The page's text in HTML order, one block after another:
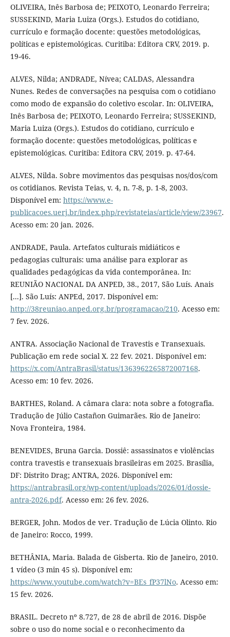
OLIVEIRA, Inês Barbosa de; PEIXOTO, Leonardo Ferreira;
SUSSEKIND, Maria Luiza (Orgs.). Estudos do cotidiano,
currículo e formação docente: questões metodológicas,
políticas e epistemológicas. Curitiba: Editora CRV, 2019. p.
19-46.
ALVES, Nilda; ANDRADE, Nívea; CALDAS, Alessandra
Nunes. Redes de conversações na pesquisa com o cotidiano
como modo de expansão do coletivo escolar. In: OLIVEIRA,
Inês Barbosa de; PEIXOTO, Leonardo Ferreira; SUSSEKIND,
Maria Luiza (Orgs.). Estudos do cotidiano, currículo e
formação docente: questões metodológicas, políticas e
epistemológicas. Curitiba: Editora CRV, 2019. p. 47-64.
ALVES, Nilda. Sobre movimentos das pesquisas nos/dos/com
os cotidianos. Revista Teias, v. 4, n. 7-8, p. 1-8, 2003.
Disponível em: https://www.e-
publicacoes.uerj.br/index.php/revistateias/article/view/23967.
Acesso em: 20 jan. 2026.
ANDRADE, Paula. Artefatos culturais midiáticos e
pedagogias culturais: uma análise para explorar as
qualidades pedagógicas da vida contemporânea. In:
REUNIÃO NACIONAL DA ANPED, 38., 2017, São Luís. Anais
[...]. São Luís: ANPEd, 2017. Disponível em:
http://38reuniao.anped.org.br/programacao/210. Acesso em:
7 fev. 2026.
ANTRA. Associação Nacional de Travestis e Transexuais.
Publicação em rede social X. 22 fev. 2021. Disponível em:
https://x.com/AntraBrasil/status/1363962265872007168.
Acesso em: 10 fev. 2026.
BARTHES, Roland. A câmara clara: nota sobre a fotografia.
Tradução de Júlio Castañon Guimarães. Rio de Janeiro:
Nova Fronteira, 1984.
BENEVIDES, Bruna Garcia. Dossiê: assassinatos e violências
contra travestis e transexuais brasileiras em 2025. Brasília,
DF: Distrito Drag; ANTRA, 2026. Disponível em:
https://antrabrasil.org/wp-content/uploads/2026/01/dossie-
antra-2026.pdf. Acesso em: 26 fev. 2026.
BERGER, John. Modos de ver. Tradução de Lúcia Olinto. Rio
de Janeiro: Rocco, 1999.
BETHÂNIA, Maria. Balada de Gisberta. Rio de Janeiro, 2010.
1 vídeo (3 min 45 s). Disponível em:
https://www.youtube.com/watch?v=BEs_fP37lNo. Acesso em:
15 fev. 2026.
BRASIL. Decreto nº 8.727, de 28 de abril de 2016. Dispõe
sobre o uso do nome social e o reconhecimento da